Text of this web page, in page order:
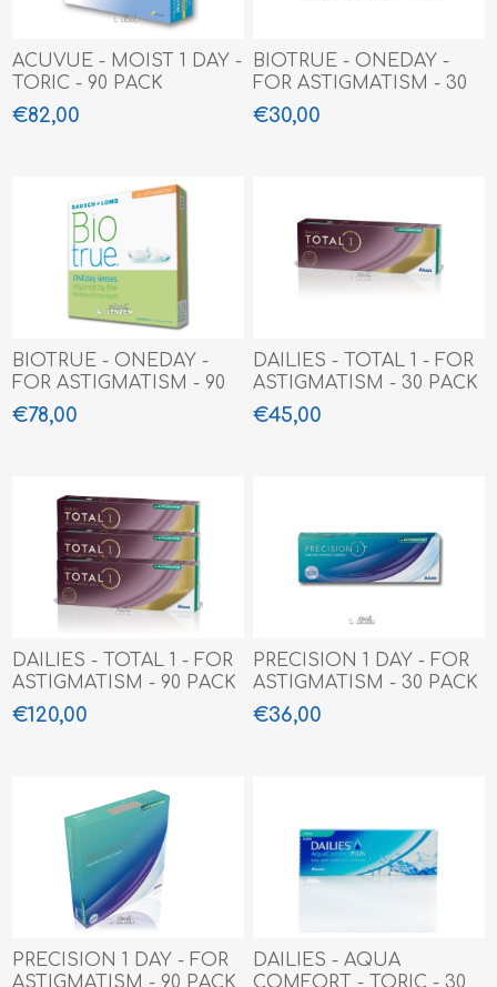
ACUVUE - MOIST 1 DAY -
TORIC - 90 PACK
€82,00
BIOTRUE - ONEDAY -
FOR ASTIGMATISM - 30
PACK
€30,00
BIOTRUE - ONEDAY -
FOR ASTIGMATISM - 90
PACK
€78,00
DAILIES - TOTAL 1 - FOR
ASTIGMATISM - 30 PACK
€45,00
DAILIES - TOTAL 1 - FOR
ASTIGMATISM - 90 PACK
€120,00
PRECISION 1 DAY - FOR
ASTIGMATISM - 30 PACK
€36,00
PRECISION 1 DAY - FOR
ASTIGMATISM - 90 PACK
DAILIES - AQUA
COMFORT - TORIC - 30